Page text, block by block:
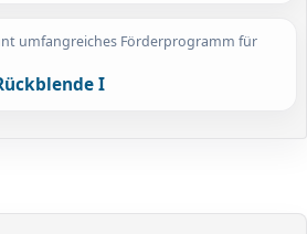
umfangreiches Förderprogramm für
I